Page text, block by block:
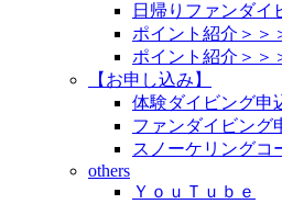
日帰りファンダイ
ポイント紹介＞＞
ポイント紹介＞＞
【お申し込み】
体験ダイビング申
ファンダイビング
スノーケリングコ
others
ＹｏｕＴｕｂｅ